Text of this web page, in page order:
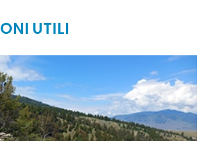
UTILI